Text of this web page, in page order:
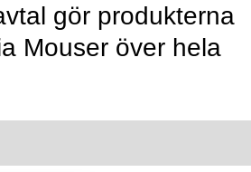
gör produkterna
Mouser över hela